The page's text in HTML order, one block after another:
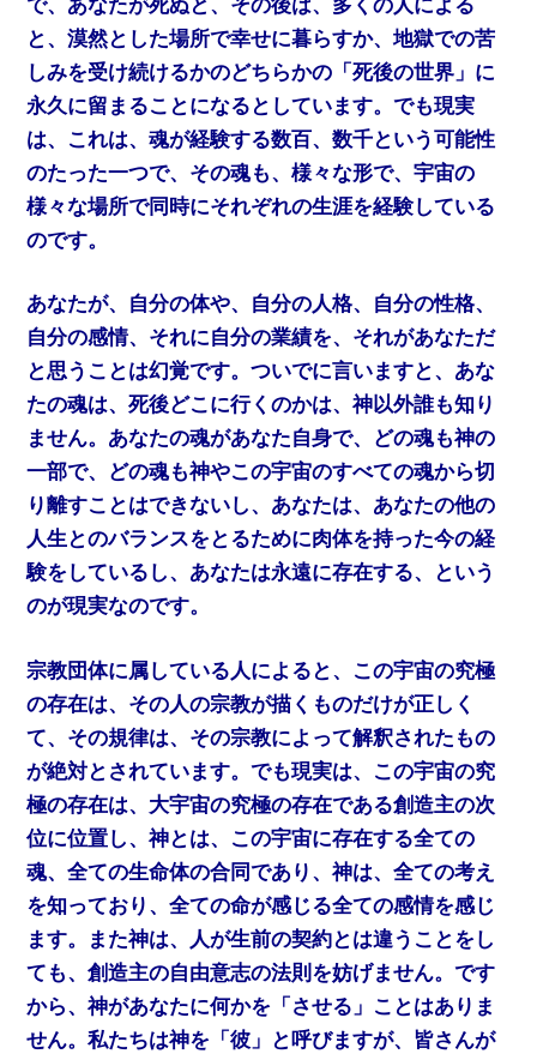
で、あなたが死ぬと、その後は、多くの人による
と、漠然とした場所で幸せに暮らすか、地獄での苦
しみを受け続けるかのどちらかの「死後の世界」に
永久に留まることになるとしています。でも現実
は、これは、魂が経験する数百、数千という可能性
のたった一つで、その魂も、様々な形で、宇宙の
様々な場所で同時にそれぞれの生涯を経験している
のです。
あなたが、自分の体や、自分の人格、自分の性格、
自分の感情、それに自分の業績を、それがあなただ
と思うことは幻覚です。ついでに言いますと、あな
たの魂は、死後どこに行くのかは、神以外誰も知り
ません。あなたの魂があなた自身で、どの魂も神の
一部で、どの魂も神やこの宇宙のすべての魂から切
り離すことはできないし、あなたは、あなたの他の
人生とのバランスをとるために肉体を持った今の経
験をしているし、あなたは永遠に存在する、という
のが現実なのです。
宗教団体に属している人によると、この宇宙の究極
の存在は、その人の宗教が描くものだけが正しく
て、その規律は、その宗教によって解釈されたもの
が絶対とされています。でも現実は、この宇宙の究
極の存在は、大宇宙の究極の存在である創造主の次
位に位置し、神とは、この宇宙に存在する全ての
魂、全ての生命体の合同であり、神は、全ての考え
を知っており、全ての命が感じる全ての感情を感じ
ます。また神は、人が生前の契約とは違うことをし
ても、創造主の自由意志の法則を妨げません。です
から、神があなたに何かを「させる」ことはありま
せん。私たちは神を「彼」と呼びますが、皆さんが